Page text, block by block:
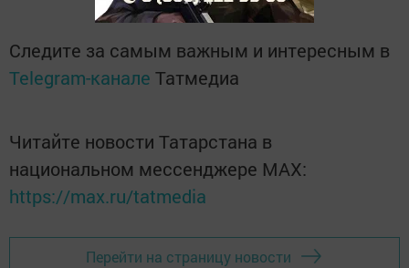
Следите за самым важным и интересным в
Telegram-канале Татмедиа
Читайте новости Татарстана в
национальном мессенджере MАХ:
https://max.ru/tatmedia
Перейти на страницу новости